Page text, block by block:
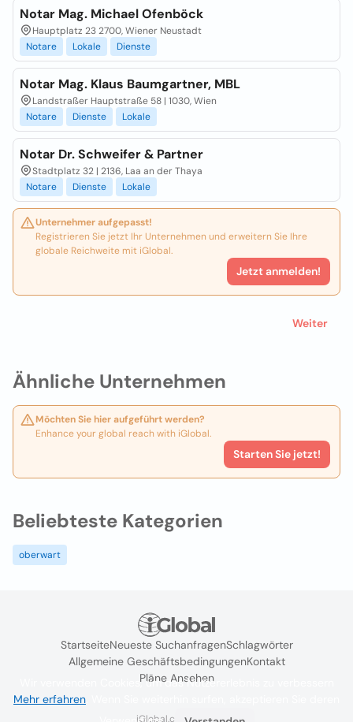
Ähnliche Unternehmen
Möchten Sie hier aufgeführt werden?
Enhance your global reach with iGlobal.
Starten Sie jetzt!
Notar Mag. Michael Ofenböck
Hauptplatz 23 2700, Wiener Neustadt
Notare
Lokale Dienste
Notar Mag. Klaus Baumgartner, MBL
Landstraßer Hauptstraße 58 | 1030, Wien
Notare
Dienste Lokale
Notar Dr. Schweifer & Partner
Stadtplatz 32 | 2136, Laa an der Thaya
Notare
Dienste Lokale
Unternehmer aufgepasst!
Registrieren Sie jetzt Ihr Unternehmen und erweitern Sie Ihre
globale Reichweite mit iGlobal.
Jetzt anmelden!
Weiter
Beliebteste Kategorien
oberwart
StartseiteNeueste SuchanfragenSchlagwörter
Allgemeine GeschäftsbedingungenKontakt
Pläne Ansehen
iGlobal.co @ 2024
Wir verwenden Cookies, um das Nutzererlebnis zu verbessern
Mehr erfahren